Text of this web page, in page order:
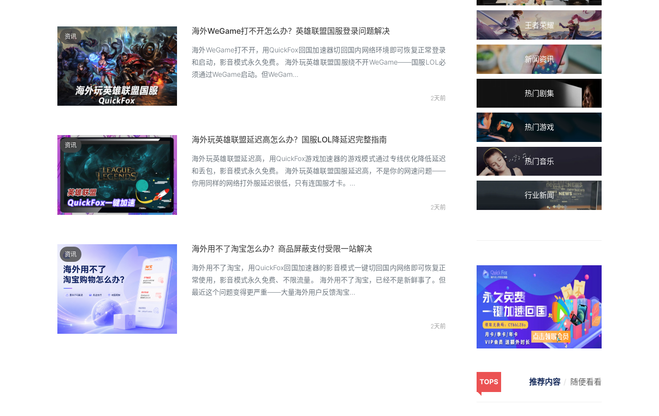
资讯
海外WeGame打不开怎么办？英雄联盟国服登录问题解决
海外WeGame打不开，用QuickFox回国加速器切回国内网络环境即可恢复正常登录
和启动，影音模式永久免费。 海外玩英雄联盟国服绕不开WeGame——国服LOL必
须通过WeGame启动。但WeGam…
2天前
资讯
海外玩英雄联盟延迟高怎么办？国服LOL降延迟完整指南
海外玩英雄联盟延迟高，用QuickFox游戏加速器的游戏模式通过专线优化降低延迟
和丢包，影音模式永久免费。 海外玩英雄联盟国服延迟高，不是你的网速问题——
你用同样的网络打外服延迟很低，只有连国服才卡。…
2天前
资讯
海外用不了淘宝怎么办？商品屏蔽支付受限一站解决
海外用不了淘宝，用QuickFox回国加速器的影音模式一键切回国内网络即可恢复正
常使用，影音模式永久免费、不限流量。 海外用不了淘宝，已经不是新鲜事了。但
最近这个问题变得更严重——大量海外用户反馈淘宝…
2天前
王者荣耀
新闻资讯
热门剧集
热门游戏
热门音乐
行业新闻
TOPS 推荐内容 随便看看